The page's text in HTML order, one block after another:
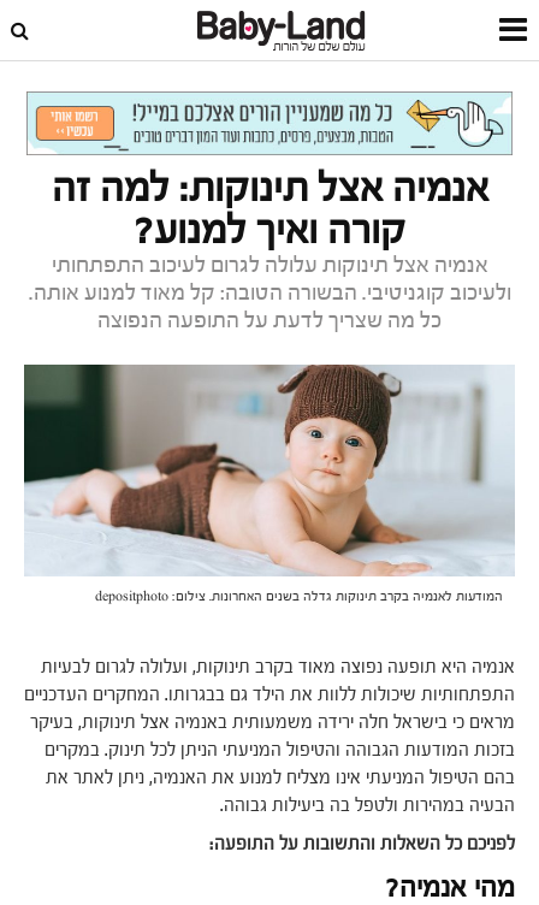
הנקה, תמ"ל ומתכונים
אנמיה אצל תינוקות: למה זה
קורה ואיך למנוע?
אנמיה אצל תינוקות עלולה לגרום לעיכוב התפתחותי
ולעיכוב קוגניטיבי. הבשורה הטובה: קל מאוד למנוע אותה.
כל מה שצריך לדעת על התופעה הנפוצה
המודעות לאנמיה בקרב תינוקות גדלה בשנים האחרונות. צילום: depositphoto
אנמיה היא תופעה נפוצה מאוד בקרב תינוקות, ועלולה לגרום לבעיות
התפתחותיות שיכולות ללוות את הילד גם בבגרותו. המחקרים העדכניים
מראים כי בישראל חלה ירידה משמעותית באנמיה אצל תינוקות, בעיקר
בזכות המודעות הגבוהה והטיפול המניעתי הניתן לכל תינוק. במקרים
בהם הטיפול המניעתי אינו מצליח למנוע את האנמיה, ניתן לאתר את
הבעיה במהירות ולטפל בה ביעילות גבוהה.
לפניכם כל השאלות והתשובות על התופעה:
מהי אנמיה?